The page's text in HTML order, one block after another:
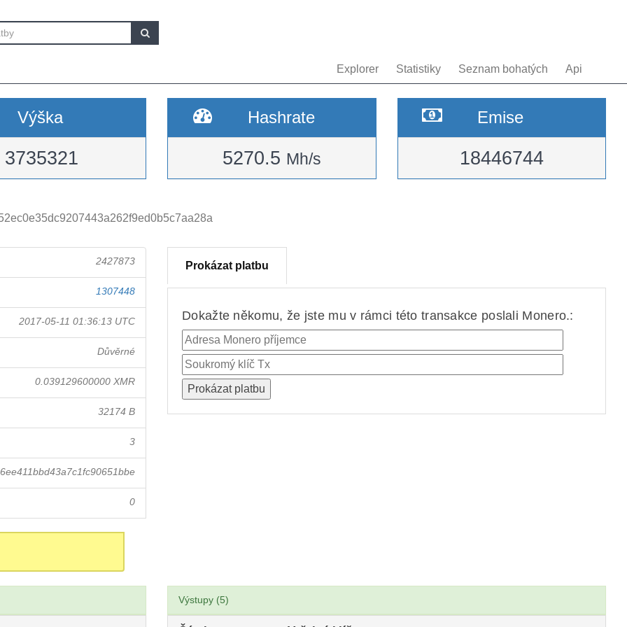
Explorer Statistiky Seznam bohatých Api
Výška
3735321
Hashrate
5270.5 Mh/s
Emise
18446744
2427873
1307448
2017-05-11 01:36:13 UTC
Důvěrné
0.039129600000 XMR
32174 B
3
0
Prokázat platbu
Dokažte někomu, že jste mu v rámci této transakce poslali Monero.:
Výstupy (5)